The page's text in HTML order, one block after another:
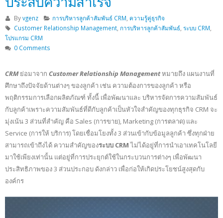
Byvgenz การบริหารลูกค้าสัมพันธ์ CRM ความรู้คู่ธุรกิจ
Customer Relationship Management, การบริหารลูกค้าสัมพันธ์, ระบบ CRM
โปรแกรม CRM
0 Comments
CRMย่อมาจาก Customer Relationship Managementหมายถึง แผนงานที่
ศึกษาถึงปัจจัยด้านต่างๆ ของลูกค้า เช่น ความต้องการของลูกค้า หรือ
พฤติกรรมการเลือกผลิตภัณฑ์ ทั้งนี้ เพื่อพัฒนาและ บริหารจัดการความสัมพันธ์
กับลูกค้าเพราะความสัมพันธ์ที่ดีกับลูกค้าเป็นหัวใจสำคัญของทุกธุรกิจ CRM จะ
มุ่งเน้น 3 ส่วนที่สำคัญ คือ Sales (การขาย), Marketing (การตลาด) และ
Service (การให้ บริการ) โดยเชื่อมโยงทั้ง 3 ส่วนเข้ากับข้อมูลลูกค้า ซึ่งทุกฝ่าย
สามารถเข้าถึงได้ ความสำคัญของระบบ CRMไม่ได้อยู่ที่การนำเอาเทคโนโลยี
มาใช้เพียงเท่านั้น แต่อยู่ที่การประยุกต์ใช้ในกระบวนการต่างๆ เพื่อพัฒนา
ประสิทธิภาพของ 3 ส่วนประกอบ ดังกล่าว เพื่อก่อให้เกิดประโยชน์สูงสุดกับ
องค์กร